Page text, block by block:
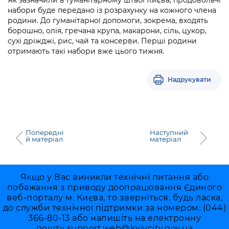
Підприємства, установи, організації
Kyiv International Relations
Річні звіти
Портал Захисників та Захисниць
Безбар'єрність
Міський застосунок Київ Цифровий
Уряд» – місцевий рівень»
Важливе під час воєнного стану
Про відкриті дані
Портал даних Києва
Публічні дашборди
набори буде передано із розрахунку на кожного члена
родини. До гуманітарної допомоги, зокрема, входять
борошно, олія, гречана крупа, макарони, сіль, цукор,
сухі дріжджі, рис, чай та консерви. Перші родини
отримають такі набори вже цього тижня.
Надрукувати
Попередні
й матеріал
Наступний
матеріал
Якщо у Вас виникли технічні питання або
побажання з приводу доопрацювання Єдиного
веб-порталу м. Києва, то зверніться, будь ласка,
до служби технічної підтримки за номером: (044)
366-80-13 або напишіть на електронну